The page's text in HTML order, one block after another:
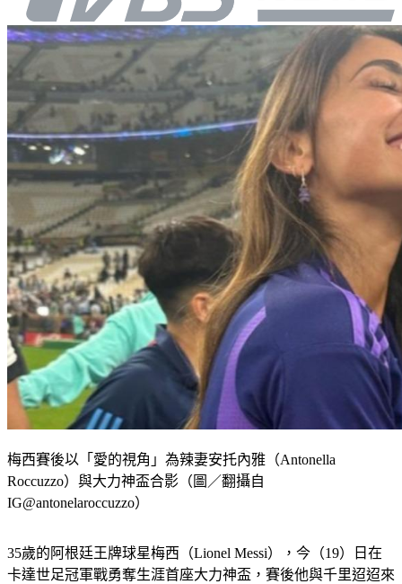
梅西賽後以「愛的視角」為辣妻安托內雅（Antonella
Roccuzzo）與大力神盃合影（圖／翻攝自
IG@antonelaroccuzzo）
35歲的阿根廷王牌球星梅西（Lionel Messi），今（19）日在
卡達世足冠軍戰勇奪生涯首座大力神盃，賽後他與千里迢迢來